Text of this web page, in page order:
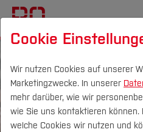
Campus Personen
Cookie
Wir nutzen Cookies auf unserer
Marketingzwecke. In unserer
mehr darüber, wie wir
wie Sie uns kontaktieren können.
welche Cookies wir nutzen und